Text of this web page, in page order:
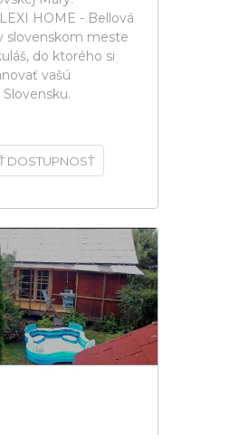
HOME - Bellová
slovenskom meste
do ktorého si
vašú
DOSTUPNOSŤ